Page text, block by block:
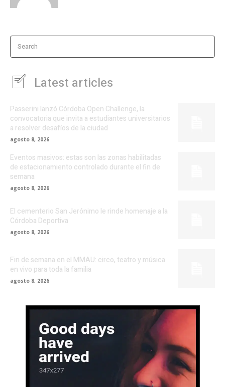
Search
Latest articles
Passerini lanzó Córdoba Open Challenge, la
convocatoria que invita a estudiantes universitarios
a resolver desafíos de la ciudad
agosto 8, 2026
Eventos masivos: estas son las zonas habilitadas
de estacionamiento controlado durante el fin de
semana
agosto 8, 2026
El cementerio San Jerónimo le rinde homenaje a la
Córdoba Deportiva
agosto 8, 2026
Fin de semana en el MMAU: circo, teatro y música
en vivo para toda la familia
agosto 8, 2026